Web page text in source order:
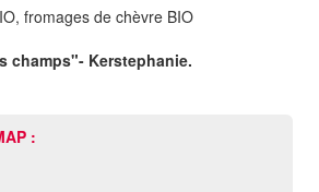
fromages de chèvre BIO
champs"- Kerstephanie.
: